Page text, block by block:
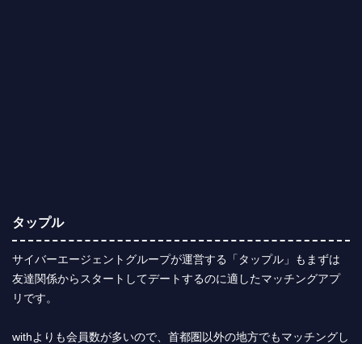
タップル
サイバーエージェントグループが運営する「タップル」もまずは
友達関係からスタートしてデートするのに適したマッチングアプ
リです。
withよりも会員数が多いので、首都圏以外の地方でもマッチングし